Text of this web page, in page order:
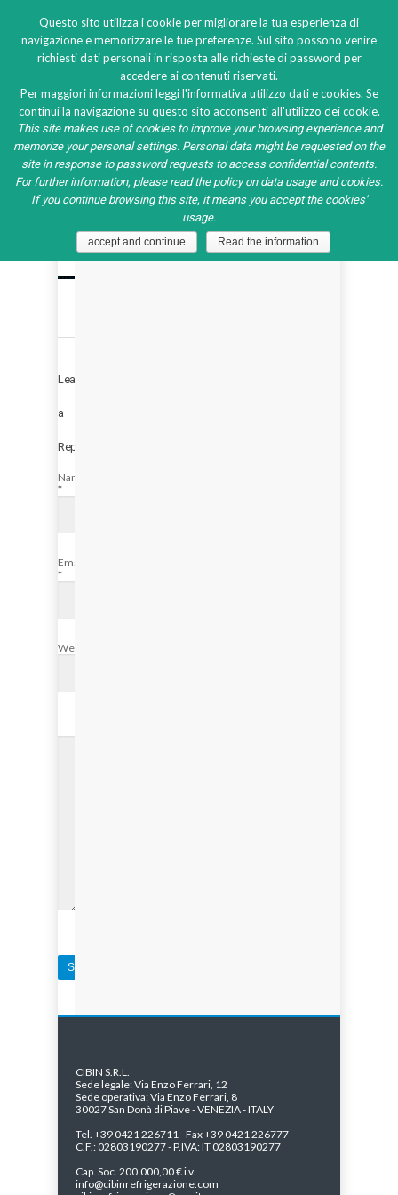
Host
2025
0
20
October
2025
Leave
a
Reply
Name
*
Email
*
Website
CIBIN S.R.L.
Sede legale: Via Enzo Ferrari, 12
Sede operativa: Via Enzo Ferrari, 8
30027 San Donà di Piave - VENEZIA - ITALY
Tel. +39 0421 226711 - Fax +39 0421 226777
C.F.: 02803190277 - P.IVA: IT 02803190277
Cap. Soc. 200.000,00 € i.v.
info@cibinrefrigerazione.com
Questo sito utilizza i cookie per migliorare la tua esperienza di
navigazione e memorizzare le tue preferenze. Sul sito possono venire
richiesti dati personali in risposta alle richieste di password per
accedere ai contenuti riservati.
Per maggiori informazioni leggi l'informativa utilizzo dati e cookies. Se
continui la navigazione su questo sito acconsenti all'utilizzo dei cookie.
This site makes use of cookies to improve your browsing experience and
memorize your personal settings. Personal data might be requested on the
site in response to password requests to access confidential contents.
For further information, please read the policy on data usage and cookies.
If you continue browsing this site, it means you accept the cookies'
usage.
accept and continue Read the information